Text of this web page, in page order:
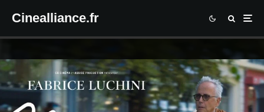
Cinealliance.fr